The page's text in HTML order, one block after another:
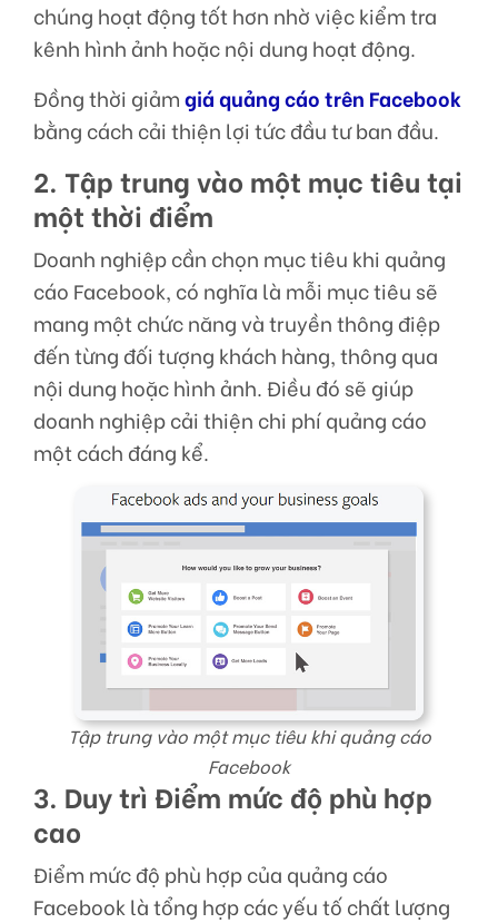
chúng hoạt động tốt hơn nhờ việc kiểm tra
kênh hình ảnh hoặc nội dung hoạt động.
Đồng thời giảmgiá quảng cáo trên Facebook
bằng cách cải thiện lợi tức đầu tư ban đầu.
2. Tập trung vào một mục tiêu tại
một thời điểm
Doanh nghiệp cần chọn mục tiêu khi quảng
cáo Facebook, có nghĩa là mỗi mục tiêu sẽ
mang một chức năng và truyền thông điệp
đến từng đối tượng khách hàng, thông qua
nội dung hoặc hình ảnh. Điều đó sẽ giúp
doanh nghiệp cải thiện chi phí quảng cáo
một cách đáng kể.
Tập trung vào một mục tiêu khi quảng cáo
Facebook
3. Duy trì Điểm mức độ phù hợp
cao
Điểm mức độ phù hợp của quảng cáo
Facebook là tổng hợp các yếu tố chất lượng